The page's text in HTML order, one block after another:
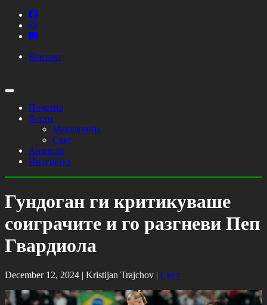
Контакт
Почетна
Вести
Македонија
Свет
Анализи
Интервјуа
Гундоган ги критикуваше
соиграчите и го разгневи Пеп
Гвардиола
December 12, 2024 | Kristijan Trajchov | Свет